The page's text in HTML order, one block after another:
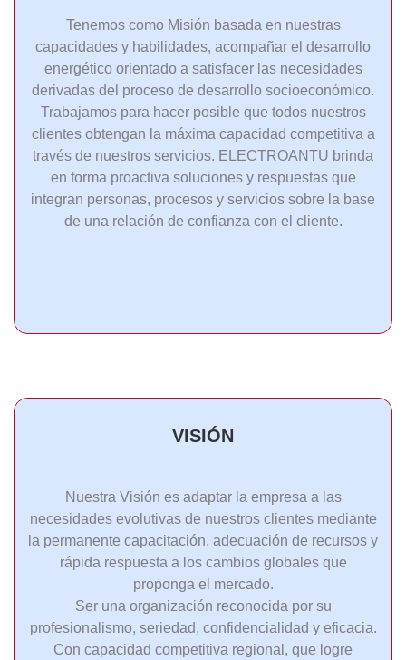
Tenemos como Misión basada en nuestras
capacidades y habilidades, acompañar el desarrollo
energético orientado a satisfacer las necesidades
derivadas del proceso de desarrollo socioeconómico.
Trabajamos para hacer posible que todos nuestros
clientes obtengan la máxima capacidad competitiva a
través de nuestros servicios. ELECTROANTU brinda
en forma proactiva soluciones y respuestas que
integran personas, procesos y servicios sobre la base
de una relación de confianza con el cliente.
VISIÓN
Nuestra Visión es adaptar la empresa a las
necesidades evolutivas de nuestros clientes mediante
la permanente capacitación, adecuación de recursos y
rápida respuesta a los cambios globales que
proponga el mercado.
Ser una organización reconocida por su
profesionalismo, seriedad, confidencialidad y eficacia.
Con capacidad competitiva regional, que logre